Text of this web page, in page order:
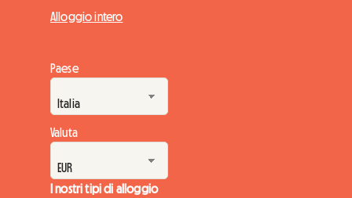
Alloggio intero
Paese
Valuta
I nostri tipi di alloggio